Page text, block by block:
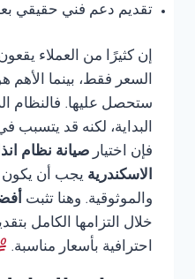
تقديم دعم فني حقيقي
إن كثيرًا من العملاء
السعر فقط، بينما الأهم
ستحصل عليها. فالنظام
البداية، لكنه قد يتسبب
فإن اختيار
الاسكندرية يجب أن يكون
والموثوقية. وهنا تثبت
خلال التزامها الكامل
احترافية بأسعار مناسبة.